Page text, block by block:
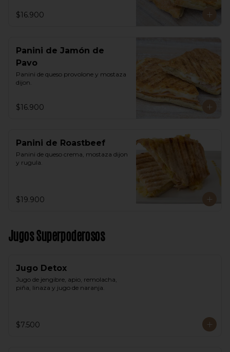
$16.900
Panini de Jamón de
Pavo
Panini de queso provolone y mostaza
dijon.
$16.900
Panini de Roastbeef
Panini de queso crema, mostaza dijon
y rugula.
$19.900
Jugos Superpoderosos
Jugo Detox
Jugo de jengibre, apio, remolacha,
piña, linaza y jugo de naranja.
$7.500